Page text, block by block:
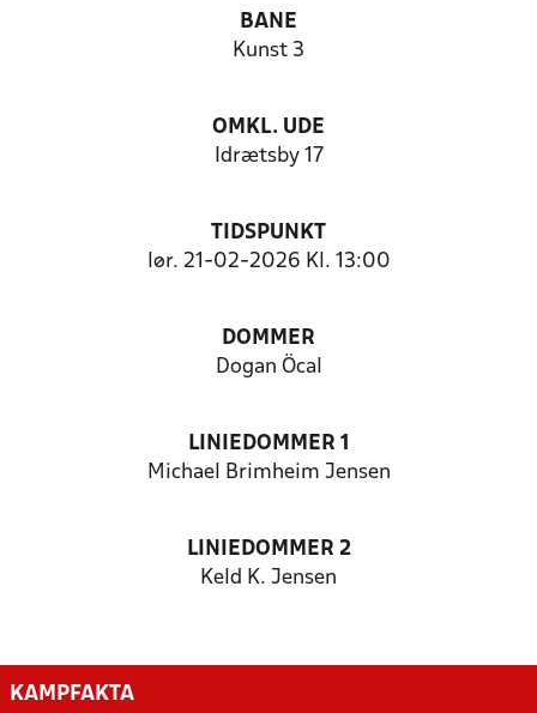
BANE
Kunst 3
OMKL. UDE
Idrætsby 17
TIDSPUNKT
lør. 21-02-2026 Kl. 13:00
DOMMER
Dogan Öcal
LINIEDOMMER 1
Michael Brimheim Jensen
LINIEDOMMER 2
Keld K. Jensen
KAMPFAKTA